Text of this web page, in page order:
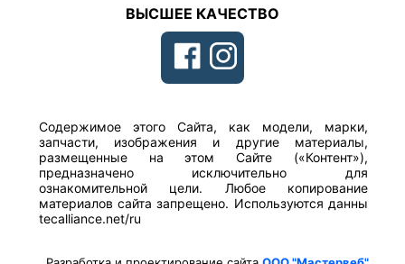
ВЫСШЕЕ КАЧЕСТВО
Содержимое этого Сайта, как модели, марки,
запчасти, изображения и другие материалы,
размещенные на этом Сайте («Контент»),
предназначено исключительно для
ознакомительной цели. Любое копирование
материалов сайта запрещено. Используются данны
tecalliance.net/ru